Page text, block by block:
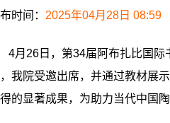
时间： 2025年04月28日 08:59
4月26日，第34届阿布扎比国
我院受邀出席，并通过教材展
的显著成果，为助力当代中国